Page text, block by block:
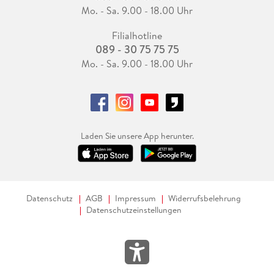
Mo. - Sa. 9.00 - 18.00 Uhr
Filialhotline
089 - 30 75 75 75
Mo. - Sa. 9.00 - 18.00 Uhr
Laden Sie unsere App herunter.
Datenschutz AGB Impressum
Widerrufsbelehrung
Datenschutzeinstellungen